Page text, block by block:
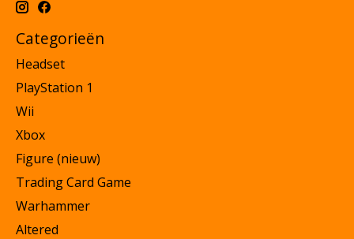
Categorieën
Headset
PlayStation 1
Wii
Xbox
Figure (nieuw)
Trading Card Game
Warhammer
Altered